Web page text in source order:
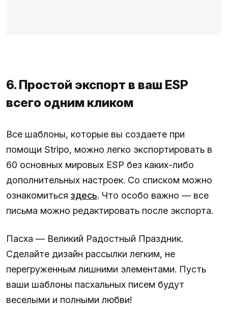
6. Простой экспорт в ваш ESP
всего одним кликом
Все шаблоны, которые вы создаете при
помощи Stripo, можно легко экспортировать в
60 основных мировых ESP без каких-либо
дополнительных настроек. Со списком можно
ознакомиться здесь. Что особо важно — все
письма можно редактировать после экспорта.
Пасха — Великий Радостный Праздник.
Сделайте дизайн рассылки легким, не
перегруженным лишними элементами. Пусть
ваши шаблоны пасхальных писем будут
веселыми и полными любви!